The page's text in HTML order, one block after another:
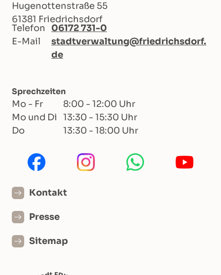
Hugenottenstraße 55
61381 Friedrichsdorf
Telefon
06172 731-0
E-Mail
stadtverwaltung@friedrichsdorf.
de
Sprechzeiten
Mo - Fr
8:00 - 12:00 Uhr
Mo und Di
13:30 - 15:30 Uhr
Do
13:30 - 18:00 Uhr
Kontakt
Presse
Sitemap